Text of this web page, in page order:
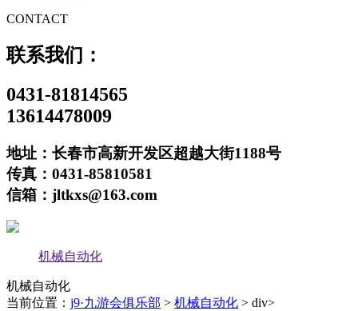
CONTACT
联系我们：
0431-81814565
13614478009
地址：长春市高新开发区超越大街1188号
传真：0431-85810581
信箱：jltkxs@163.com
机械自动化
机械自动化
当前位置： j9·九游会俱乐部 > 机械自动化 > div>